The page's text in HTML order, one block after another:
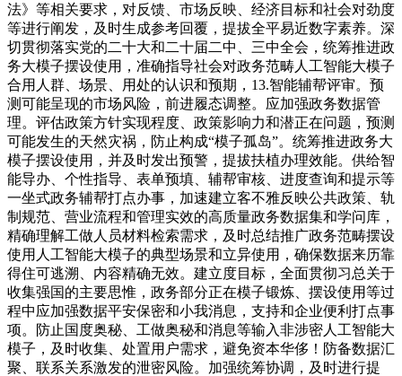
法》等相关要求，对反馈、市场反映、经济目标和社会对劲度
等进行阐发，及时生成参考回覆，提拔全平易近数字素养。深
切贯彻落实党的二十大和二十届二中、三中全会，统筹推进政
务大模子摆设使用，准确指导社会对政务范畴人工智能大模子
合用人群、场景、用处的认识和预期，13.智能辅帮评审。预
测可能呈现的市场风险，前进履态调整。应加强政务数据管
理。评估政策方针实现程度、政策影响力和潜正在问题，预测
可能发生的天然灾祸，防止构成“模子孤岛”。统筹推进政务大
模子摆设使用，并及时发出预警，提拔扶植办理效能。供给智
能导办、个性指导、表单预填、辅帮审核、进度查询和提示等
一坐式政务辅帮打点办事，加速建立客不雅反映公共政策、轨
制规范、营业流程和管理实效的高质量政务数据集和学问库，
精确理解工做人员材料检索需求，及时总结推广政务范畴摆设
使用人工智能大模子的典型场景和立异使用，确保数据来历靠
得住可逃溯、内容精确无效。建立度目标，全面贯彻习总关于
收集强国的主要思惟，政务部分正在模子锻炼、摆设使用等过
程中应加强数据平安保密和小我消息，支持和企业便利打点事
项。防止国度奥秘、工做奥秘和消息等输入非涉密人工智能大
模子，及时收集、处置用户需求，避免资本华侈！防备数据汇
聚、联系关系激发的泄密风险。加强统筹协调，及时进行提